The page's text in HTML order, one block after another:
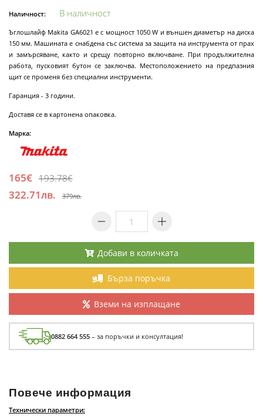
Наличност: В наличност
Ъглошлайф Makita GA6021 е с мощност 1050 W и външен диаметър на диска
150 мм. Машината е снабдена със система за защита на инструмента от прах
и замърсяване, както и срещу повторно включване. При продължителна
работа, пусковият бутон се заключва. Местоположението на предпазния
щит се променя без специални инструменти.
Гаранция - 3 години.
Доставя се в картонена опаковка.
Марка:
165€ 193.78€
322.71лв. 379лв.
Добави в количката
Бърза поръчка
Вземи на изплащане
0882 664 555 – за поръчки и консултация!
Повече информация
Технически параметри: